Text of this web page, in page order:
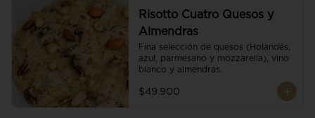
Risotto Cuatro Quesos y
Almendras
Fina selección de quesos (Holandés,
azul, parmesano y mozzarella), vino
blanco y almendras.
$49.900